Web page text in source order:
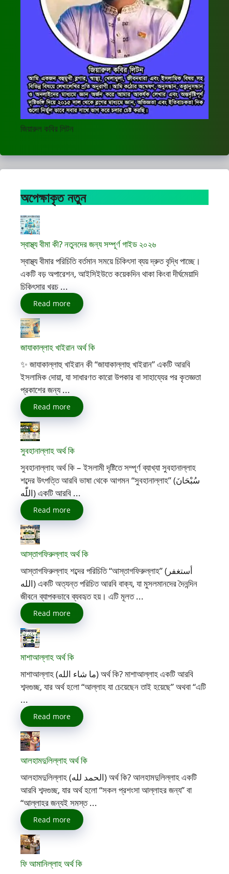
জিয়ারুল কবির লিটন
অপেক্ষাকৃত নতুন
স্বাস্থ্য বীমা কী? নতুনদের জন্য সম্পূর্ণ গাইড ২০২৬
স্বাস্থ্য বীমার পরিচিতি বর্তমান সময়ে চিকিৎসা ব্যয় দ্রুত বৃদ্ধি পাচ্ছে।
একটি বড় অপারেশন, আইসিইউতে কয়েকদিন থাকা কিংবা দীর্ঘমেয়াদি
চিকিৎসার খরচ ...
Read more
জাযাকাল্লাহ খাইরান অর্থ কি
✨ জাযাকাল্লাহু খাইরান কী “জাযাকাল্লাহু খাইরান” একটি আরবি
ইসলামিক দোয়া, যা সাধারণত কারো উপকার বা সাহায্যের পর কৃতজ্ঞতা
প্রকাশের জন্য ...
Read more
সুবহানাল্লাহ অর্থ কি
সুবহানাল্লাহ অর্থ কি – ইসলামী দৃষ্টিতে সম্পূর্ণ ব্যাখ্যা সুবহানাল্লাহ
শব্দের উৎপত্তি আরবি ভাষা থেকে আগমন “সুবহানাল্লাহ” (سُبْحَانَ
اللّٰه) একটি আরবি ...
Read more
আস্তাগফিরুল্লাহ অর্থ কি
আস্তাগফিরুল্লাহ শব্দের পরিচিতি “আস্তাগফিরুল্লাহ” (أستغفر
الله) একটি অত্যন্ত পরিচিত আরবি বাক্য, যা মুসলমানদের দৈনন্দিন
জীবনে ব্যাপকভাবে ব্যবহৃত হয়। এটি মূলত ...
Read more
মাশাআল্লাহ অর্থ কি
মাশাআল্লাহ (ما شاء الله) অর্থ কি? মাশাআল্লাহ একটি আরবি
শব্দগুচ্ছ, যার অর্থ হলো “আল্লাহ যা চেয়েছেন তাই হয়েছে” অথবা “এটি
...
Read more
আলহামদুলিল্লাহ অর্থ কি
আলহামদুলিল্লাহ (الحمد لله) অর্থ কি? আলহামদুলিল্লাহ একটি
আরবি শব্দগুচ্ছ, যার অর্থ হলো “সকল প্রশংসা আল্লাহর জন্য” বা
“আল্লাহর জন্যই সমস্ত ...
Read more
ফি আমানিল্লাহ অর্থ কি